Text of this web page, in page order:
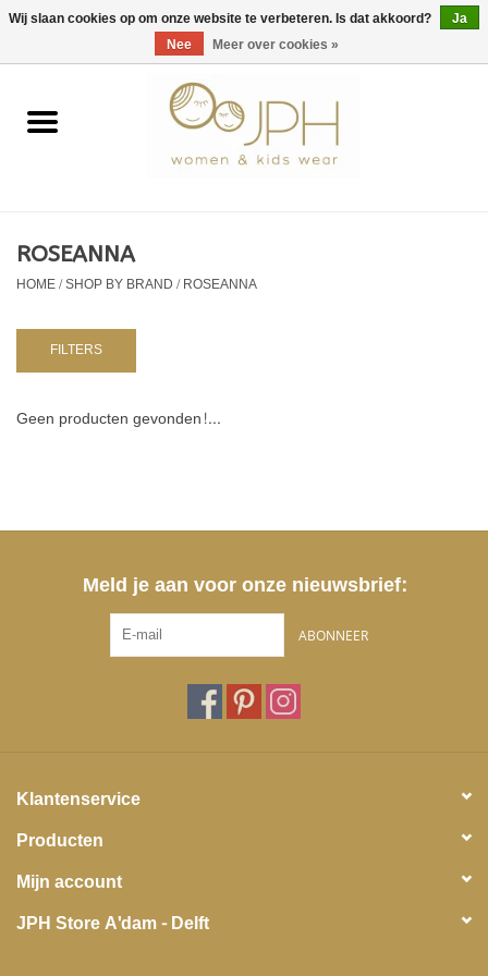
EUR/GBP/USD 0 Artikelen - €0,00
Home
Kids
NURSERY / TABLEWARE
ROSEANNA
HOME/SHOP BY BRAND/ROSEANNA
FILTERS
Geen producten gevonden!...
Meld je aan voor onze nieuwsbrief:
ABONNEER
Klantenservice
Producten
Mijn account
JPH Store A'dam - Delft
Wij slaan cookies op om onze website te verbeteren. Is dat akkoord?
Ja
Nee
Meer over cookies »